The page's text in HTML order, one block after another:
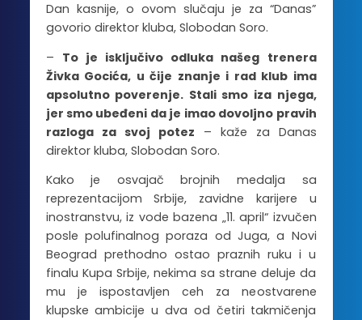
Dan kasnije, o ovom slučaju je za “Danas”
govorio direktor kluba, Slobodan Soro.
– To je isključivo odluka našeg trenera
Živka Gocića, u čije znanje i rad klub ima
apsolutno poverenje. Stali smo iza njega,
jer smo ubeđeni da je imao dovoljno pravih
razloga za svoj potez – kaže za Danas
direktor kluba, Slobodan Soro.
Kako je osvajač brojnih medalja sa
reprezentacijom Srbije, zavidne karijere u
inostranstvu, iz vode bazena „11. april“ izvučen
posle polufinalnog poraza od Juga, a Novi
Beograd prethodno ostao praznih ruku i u
finalu Kupa Srbije, nekima sa strane deluje da
mu je ispostavljen ceh za neostvarene
klupske ambicije u dva od četiri takmičenja